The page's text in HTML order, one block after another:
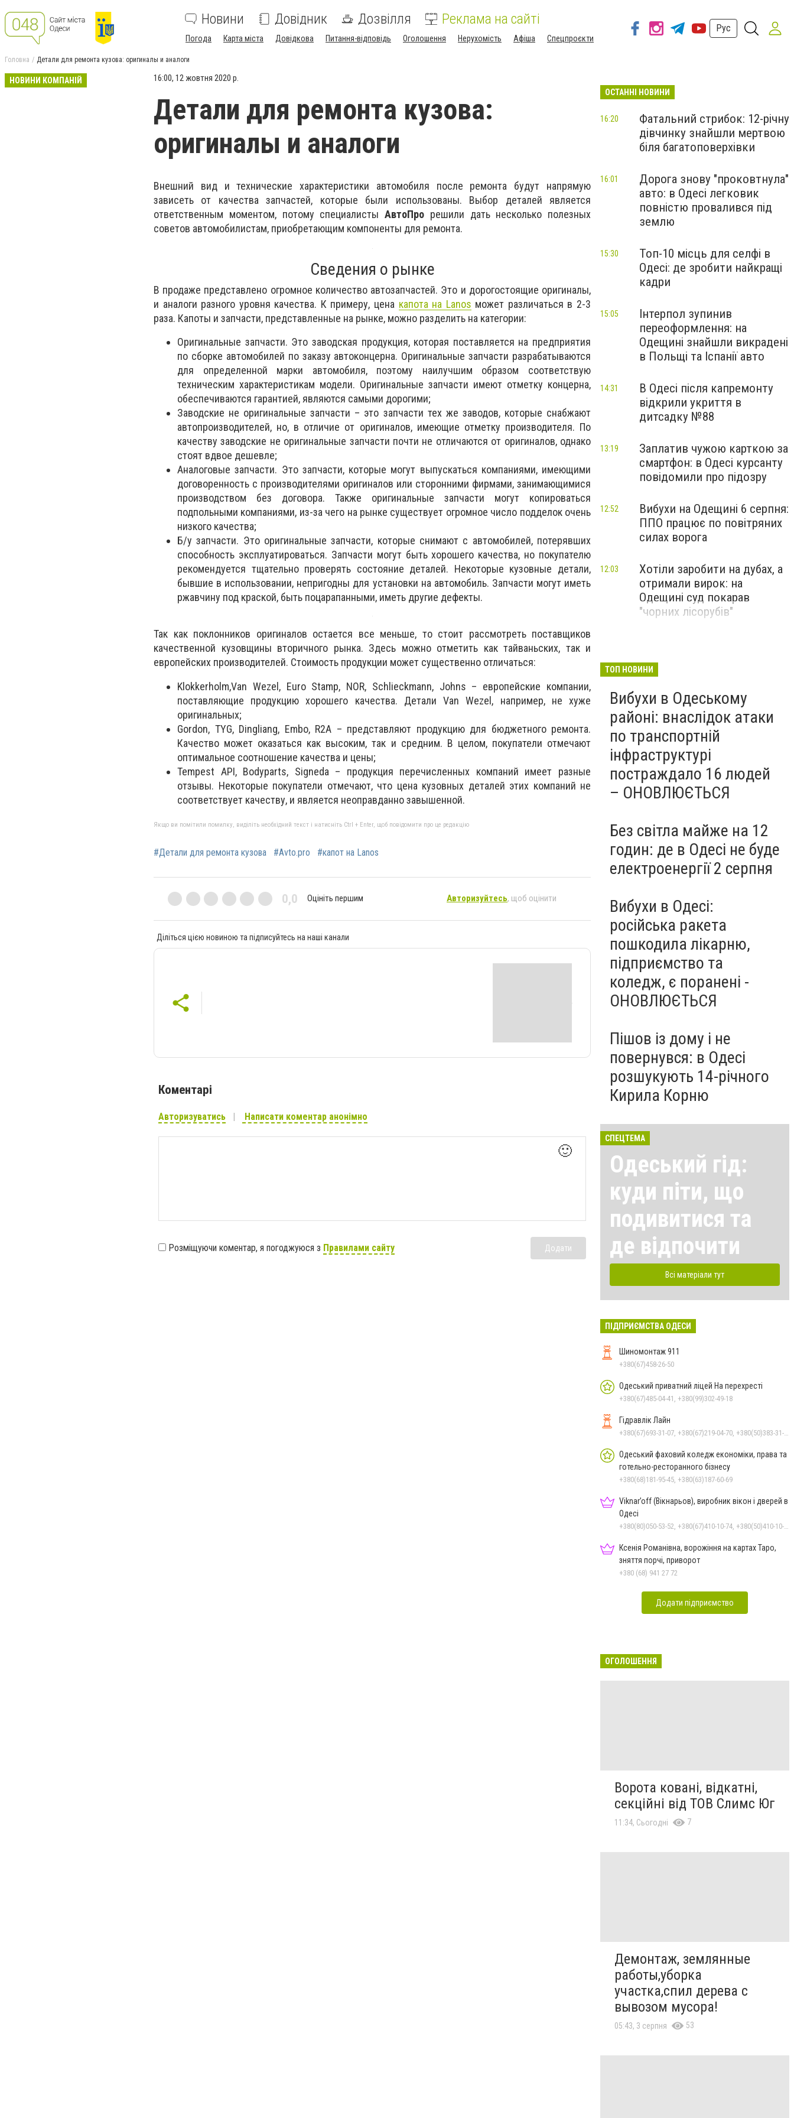
Новини Довідник Дозвілля Реклама на сайті
Погода Карта міста Довідкова Питання-відповідь Оголошення Нерухомість Афіша Спецпроєкти
Рус
Головна Детали для ремонта кузова: оригиналы и аналоги
НОВИНИ КОМПАНІЙ 16:00, 12 жовтня 2020 р.
Детали для ремонта кузова:
оригиналы и аналоги
Внешний вид и технические характеристики автомобиля после ремонта будут напрямую
зависеть от качества запчастей, которые были использованы. Выбор деталей является
ответственным моментом, потому специалисты АвтоПро решили дать несколько полезных
советов автомобилистам, приобретающим компоненты для ремонта.
Сведения о рынке
В продаже представлено огромное количество автозапчастей. Это и дорогостоящие оригиналы,
и аналоги разного уровня качества. К примеру, цена капота на Lanos может различаться в 2-3
раза. Капоты и запчасти, представленные на рынке, можно разделить на категории:
Оригинальные запчасти. Это заводская продукция, которая поставляется на предприятия
по сборке автомобилей по заказу автоконцерна. Оригинальные запчасти разрабатываются
для определенной марки автомобиля, поэтому наилучшим образом соответствую
техническим характеристикам модели. Оригинальные запчасти имеют отметку концерна,
обеспечиваются гарантией, являются самыми дорогими;
Заводские не оригинальные запчасти – это запчасти тех же заводов, которые снабжают
автопроизводителей, но, в отличие от оригиналов, имеющие отметку производителя. По
качеству заводские не оригинальные запчасти почти не отличаются от оригиналов, однако
стоят вдвое дешевле;
Аналоговые запчасти. Это запчасти, которые могут выпускаться компаниями, имеющими
договоренность с производителями оригиналов или сторонними фирмами, занимающимися
производством без договора. Также оригинальные запчасти могут копироваться
подпольными компаниями, из-за чего на рынке существует огромное число подделок очень
низкого качества;
Б/у запчасти. Это оригинальные запчасти, которые снимают с автомобилей, потерявших
способность эксплуатироваться. Запчасти могут быть хорошего качества, но покупателю
рекомендуется тщательно проверять состояние деталей. Некоторые кузовные детали,
бывшие в использовании, непригодны для установки на автомобиль. Запчасти могут иметь
ржавчину под краской, быть поцарапанными, иметь другие дефекты.
Так как поклонников оригиналов остается все меньше, то стоит рассмотреть поставщиков
качественной кузовщины вторичного рынка. Здесь можно отметить как тайваньских, так и
европейских производителей. Стоимость продукции может существенно отличаться:
Klokkerholm,Van Wezel, Euro Stamp, NOR, Schlieckmann, Johns – европейские компании,
поставляющие продукцию хорошего качества. Детали Van Wezel, например, не хуже
оригинальных;
Gordon, TYG, Dingliang, Embo, R2A – представляют продукцию для бюджетного ремонта.
Качество может оказаться как высоким, так и средним. В целом, покупатели отмечают
оптимальное соотношение качества и цены;
Tempest API, Bodyparts, Signeda – продукция перечисленных компаний имеет разные
отзывы. Некоторые покупатели отмечают, что цена кузовных деталей этих компаний не
соответствует качеству, и является неоправданно завышенной.
Якщо ви помітили помилку, виділіть необхідний текст і натисніть Ctrl + Enter, щоб повідомити про це редакцію
#Детали для ремонта кузова #Avto.pro #капот на Lanos
0,0 Оцініть першим Авторизуйтесь, щоб оцінити
Діліться цією новиною та підписуйтесь на наші канали
Коментарі
Авторизуватись Написати коментар анонімно
🙂
Розміщуючи коментар, я погоджуюся з Правилами сайту Додати
ОСТАННІ НОВИНИ
Фатальний стрибок: 12-річну
дівчинку знайшли мертвою
біля багатоповерхівки
16:20
Дорога знову "проковтнула"
авто: в Одесі легковик
повністю провалився під
землю
16:01
Топ-10 місць для селфі в
Одесі: де зробити найкращі
кадри
15:30
Інтерпол зупинив
переоформлення: на
Одещині знайшли викрадені
в Польщі та Іспанії авто
15:05
В Одесі після капремонту
відкрили укриття в
дитсадку №88
14:31
Заплатив чужою карткою за
смартфон: в Одесі курсанту
повідомили про підозру
13:19
Вибухи на Одещині 6 серпня:
ППО працює по повітряних
силах ворога
12:52
Хотіли заробити на дубах, а
отримали вирок: на
Одещині суд покарав
"чорних лісорубів"
12:03
ТОП НОВИНИ
Вибухи в Одеському
районі: внаслідок атаки
по транспортній
інфраструктурі
постраждало 16 людей
– ОНОВЛЮЄТЬСЯ
Без світла майже на 12
годин: де в Одесі не буде
електроенергії 2 серпня
Вибухи в Одесі:
російська ракета
пошкодила лікарню,
підприємство та
коледж, є поранені -
ОНОВЛЮЄТЬСЯ
Пішов із дому і не
повернувся: в Одесі
розшукують 14-річного
Кирила Корню
СПЕЦТЕМА
Одеський гід:
куди піти, що
подивитися та
де відпочити
Всі матеріали тут
ПІДПРИЄМСТВА ОДЕСИ
Шиномонтаж 911
+380(67)458-26-50
Одеський приватний ліцей На перехресті
+380(67)485-04-41, +380(99)302-49-18
Гідравлік Лайн
Одеський фаховий коледж економіки, права та
готельно-ресторанного бізнесу
+380(68)181-95-45, +380(63)187-60-69
Viknar’off (Вікнарьов), виробник вікон і дверей в
Одесі
Ксенія Романівна, ворожіння на картах Таро,
зняття порчі, приворот
+380 (68) 941 27 72
Додати підприємство
ОГОЛОШЕННЯ
Ворота ковані, відкатні,
секційні від ТОВ Слимс Юг
11:34, Сьогодні 7
Демонтаж, землянные
работы,уборка
участка,спил дерева с
вывозом мусора!
05:43, 3 серпня 53